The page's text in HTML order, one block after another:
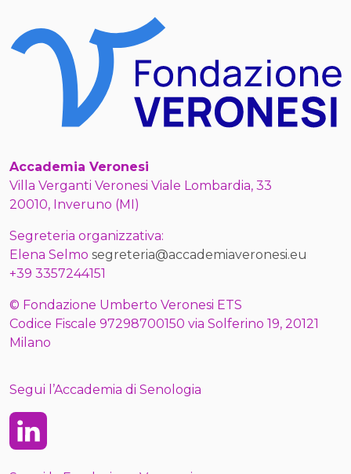
Accademia Veronesi
Villa Verganti Veronesi Viale Lombardia, 33
20010, Inveruno (MI)
Segreteria organizzativa:
Elena Selmo segreteria@accademiaveronesi.eu
+39 3357244151
© Fondazione Umberto Veronesi ETS
Codice Fiscale 97298700150 via Solferino 19, 20121
Milano
Segui l’Accademia di Senologia
Linkedin